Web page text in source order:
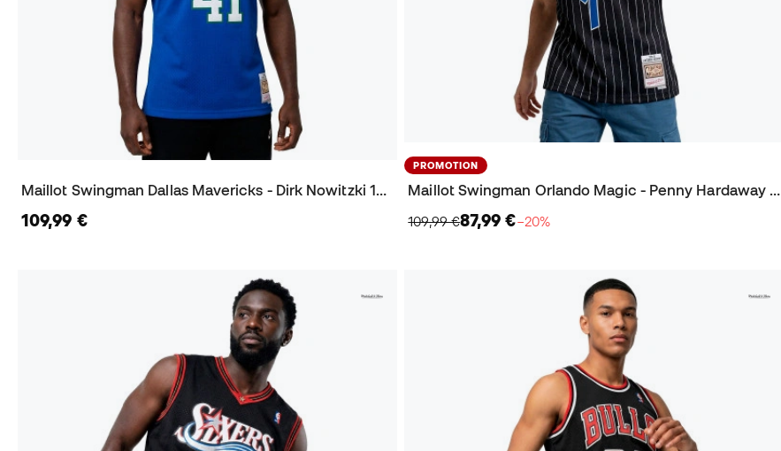
Maillot Swingman Dallas Mavericks - Dirk Nowitzki 1998-99
109,99 €
PROMOTION
Maillot Swingman Orlando Magic - Penny Hardaway 1994-95
109,99 €87,99 €−20%